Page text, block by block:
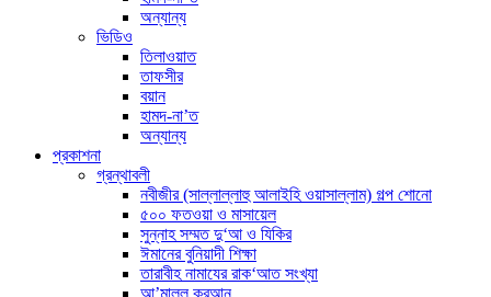
অন্যান্য
ভিডিও
তিলাওয়াত
তাফসীর
বয়ান
হামদ-না’ত
অন্যান্য
প্রকাশনা
গ্রন্থাবলী
নবীজীর (সাল্লাল্লাহু আলাইহি ওয়াসাল্লাম) গল্প শোনো
৫০০ ফতওয়া ও মাসায়েল
সুন্নাহ সম্মত দু‘আ ও যিকির
ঈমানের বুনিয়াদী শিক্ষা
তারাবীহ নামাযের রাক‘আত সংখ্যা
আ’মালুল কুরআন